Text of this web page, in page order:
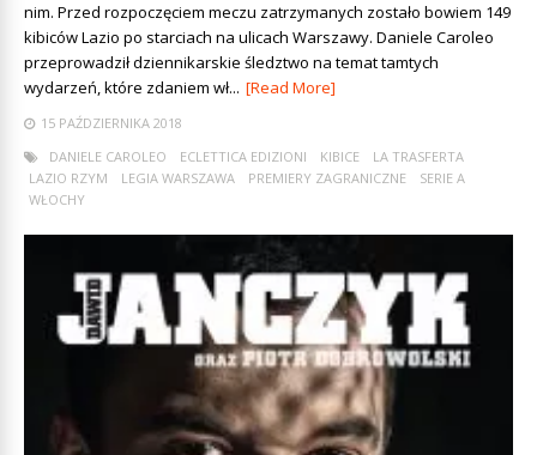
nim. Przed rozpoczęciem meczu zatrzymanych zostało bowiem 149
kibiców Lazio po starciach na ulicach Warszawy. Daniele Caroleo
przeprowadził dziennikarskie śledztwo na temat tamtych
wydarzeń, które zdaniem wł... [Read More]
15 PAŹDZIERNIKA 2018
DANIELE CAROLEO
ECLETTICA EDIZIONI KIBICE
LA TRASFERTA
LAZIO RZYM
LEGIA WARSZAWA PREMIERY ZAGRANICZNE
SERIE A
WŁOCHY